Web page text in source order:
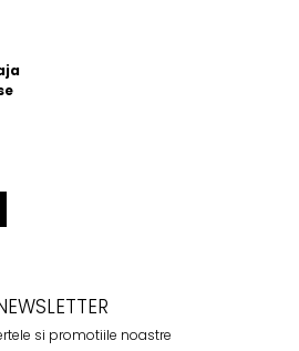
si promotiile noastre